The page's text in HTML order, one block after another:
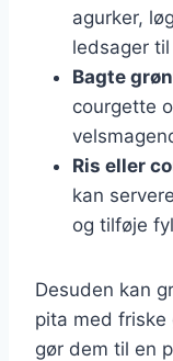
agurker,
ledsager
Bagte
courgette
Ris eller
kan
og tilføje
Desuden kan
pita med friske
gør dem til en